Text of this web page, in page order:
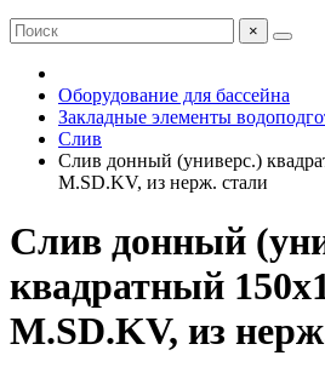
×
Оборудование для бассейна
Закладные элементы
Слив
Слив донный (универс.)
M.SD.KV, из нерж. стали
Слив донный
квадратный
M.SD.KV, из